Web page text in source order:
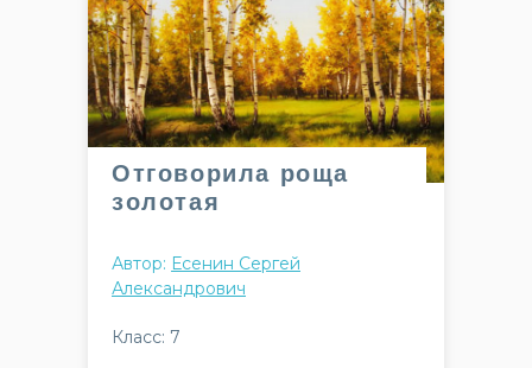
Отговорила роща
золотая
Автор: Есенин Сергей
Александрович
Класс: 7